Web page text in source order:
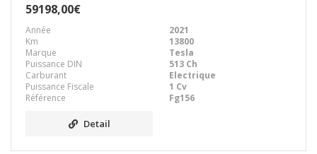
59198,00€
Année
2021
Km
13800
Marque
Tesla
Puissance DIN
513 Ch
Carburant
Electrique
Puissance Fiscale
1 Cv
Référence
Fg156
Detail